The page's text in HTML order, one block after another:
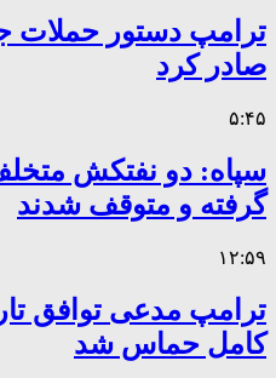
ترامپ دستور حملات
صادر کرد
۵:۴۵
سپاه: دو نفتکش
گرفته و متوقف شدند
۱۲:۵۹
ترامپ مدعی توافق
کامل حماس شد